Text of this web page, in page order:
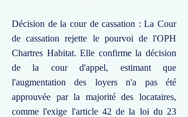
Décision de la cour de cassation : La Cour
de cassation rejette le pourvoi de l'OPH
Chartres Habitat. Elle confirme la décision
de la cour d'appel, estimant que
l'augmentation des loyers n'a pas été
approuvée par la majorité des locataires,
comme l'exige l'article 42 de la loi du 23